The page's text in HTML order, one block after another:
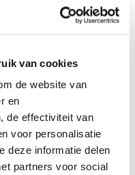
van cookies
de website van
en
de effectiviteit van
voor personalisatie
deze informatie delen
partners voor social
zeker. Wij hebben heel
vergeleken. Hieronder de
Shell.
is een rechte rug zonder
hoogte van de lede zit